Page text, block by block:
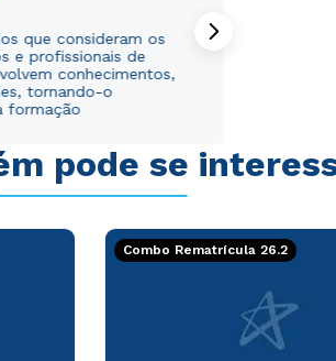
que consideram os
e profissionais de
conhecimentos,
tornando-o
formação
pode se
Combo Rematrícula 26.2
ou
com a Política de Privacidade.e
dados sejam utilizados para o
ou
com a Política de Privacidade.e
dados sejam utilizados para o